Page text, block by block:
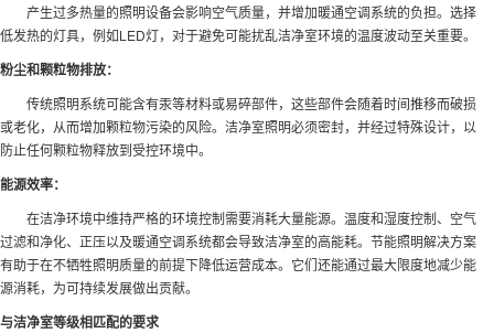
产生过多热量的照明设备会影响空气质量，并增加暖通空调系统的负担。选择
低发热的灯具，例如LED灯，对于避免可能扰乱洁净室环境的温度波动至关重要。
粉尘和颗粒物排放：
传统照明系统可能含有汞等材料或易碎部件，这些部件会随着时间推移而破损
或老化，从而增加颗粒物污染的风险。洁净室照明必须密封，并经过特殊设计，以
防止任何颗粒物释放到受控环境中。
能源效率：
在洁净环境中维持严格的环境控制需要消耗大量能源。温度和湿度控制、空气
过滤和净化、正压以及暖通空调系统都会导致洁净室的高能耗。节能照明解决方案
有助于在不牺牲照明质量的前提下降低运营成本。它们还能通过最大限度地减少能
源消耗，为可持续发展做出贡献。
与洁净室等级相匹配的要求